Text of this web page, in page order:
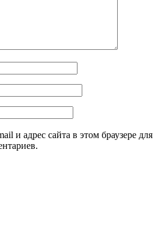
и адрес сайта в этом браузере для